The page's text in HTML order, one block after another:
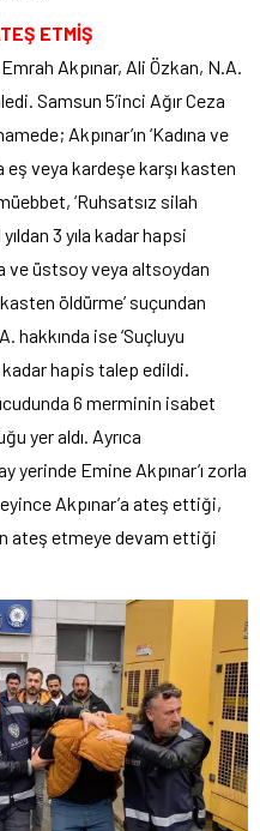
ETMİŞ
Akpınar, Ali Özkan, N.A.
Samsun 5’inci Ağır Ceza
Akpınar’ın ‘Kadına ve
veya kardeşe karşı kasten
‘Ruhsatsız silah
3 yıla kadar hapsi
ve üstsoy veya altsoydan
öldürme’ suçundan
hakkında ise ‘Suçluyu
kadar hapis talep edildi.
6 merminin isabet
yer aldı. Ayrıca
yerinde Emine Akpınar’ı zorla
Akpınar’a ateş ettiği,
ateş etmeye devam ettiği